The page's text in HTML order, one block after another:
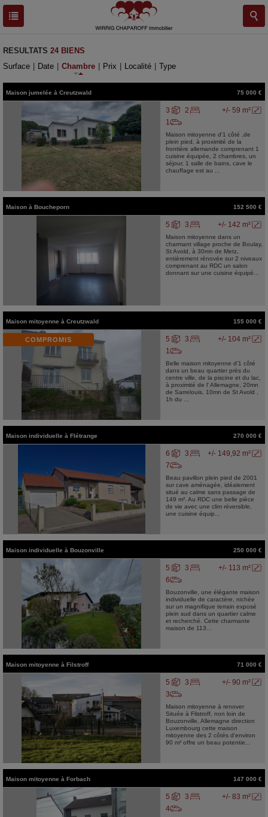
RESULTATS 24 BIENS
Surface
Date Chambre Prix Localité Type
Maison jumelée à Creutzwald 75 000 €
+/- 59 m²
3
2
1
Maison mitoyenne d'1 côté ,de
plein pied, à proximité de la
frontière allemande comprenant 1
cuisine équipée, 2 chambres, un
séjour, 1 salle de bains, cave le
chauffage est au ...
Maison à Boucheporn 152 500 €
+/- 142 m²
5 3
Maison mitoyenne dans un
charmant village proche de Boulay,
St Avold, à 30mn de Metz,
entièrement rénovée sur 2 niveaux
comprenant au RDC un salon
donnant sur une cuisine équipé...
Maison mitoyenne à Creutzwald 155 000 €
COMPROMIS +/- 104 m²
5
3
1
Belle maison mitoyenne d'1 côté
dans un beau quartier près du
centre ville, de la piscine et du lac,
à proximité de l' Allemagne, 20mn
de Sarrelouis, 10mn de St Avold ,
1h du ...
Maison individuelle à Flétrange 270 000 €
+/- 149,92 m²
6
3
7
Beau pavillon plein pied de 2001
sur cave aménagée, idéalement
situé au calme sans passage de
149 m². Au RDC une belle pièce
de vie avec une clim réversible,
une cuisine équip...
Maison individuelle à Bouzonville 250 000 €
+/- 113 m²
5
3
6
Bouzonville, une élégante maison
individuelle de caractère, nichée
sur un magnifique terrain exposé
plein sud dans un quartier calme
et recherché. Cette charmante
maison de 113...
Maison mitoyenne à Filstroff 71 000 €
+/- 90 m²
5
3
3
Maison mitoyenne à renover
Située à Filstroff, non loin de
Bouzonville, Allemagne direction
Luxembourg cette maison
mitoyenne des 2 côtés d'environ
90 m² offre un beau potentie...
Maison mitoyenne à Forbach 147 000 €
+/- 83 m²
5
3
4